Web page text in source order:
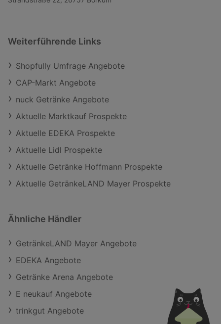
Weiterführende Links
Shopfully Umfrage Angebote
CAP-Markt Angebote
nuck Getränke Angebote
Aktuelle Marktkauf Prospekte
Aktuelle EDEKA Prospekte
Aktuelle Lidl Prospekte
Aktuelle Getränke Hoffmann Prospekte
Aktuelle GetränkeLAND Mayer Prospekte
Ähnliche Händler
GetränkeLAND Mayer Angebote
EDEKA Angebote
Getränke Arena Angebote
E neukauf Angebote
trinkgut Angebote